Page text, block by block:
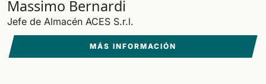
Massimo Bernardi
Jefe de Almacén ACES S.r.l.
MÁS INFORMACIÓN